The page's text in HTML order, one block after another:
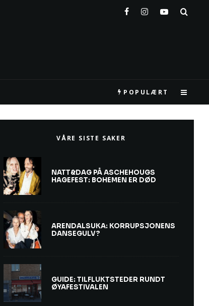
POPULÆRT
VÅRE SISTE SAKER
NATT&DAG PÅ ASCHEHOUGS
HAGEFEST: BOHEMEN ER DØD
ARENDALSUKA: KORRUPSJONENS
DANSEGULV?
GUIDE: TILFLUKTSTEDER RUNDT
ØYAFESTIVALEN